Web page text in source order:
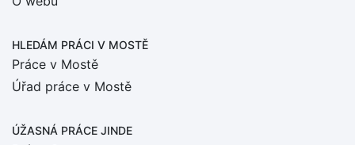
HLEDÁM PRÁCI V MOSTĚ
Práce v Mostě
Úřad práce v Mostě
ÚŽASNÁ PRÁCE JINDE